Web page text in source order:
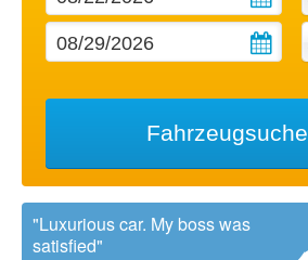
Fahrzeugsuche
Luxurious car. My boss was
satisfied